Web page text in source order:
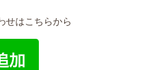
せはこちらから